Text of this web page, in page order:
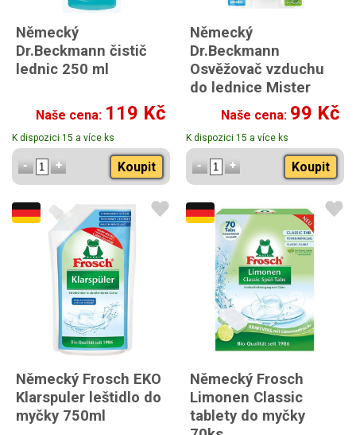
Německý
Dr.Beckmann čistič
lednic 250 ml
Naše cena: 119 Kč
K dispozici 15 a více ks
Koupit
Německý
Dr.Beckmann
Osvěžovač vzduchu
do lednice Mister
Magic 40g
Naše cena: 99 Kč
K dispozici 15 a více ks
Koupit
Německý Frosch EKO
Klarspuler leštidlo do
myčky 750ml
Německý Frosch
Limonen Classic
tablety do myčky